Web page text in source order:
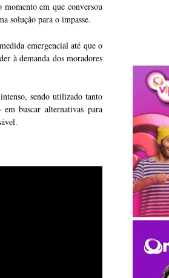
em que conversou
solução para o impasse.
emergencial até que o
à demanda dos moradores
sendo utilizado tanto
buscar alternativas para